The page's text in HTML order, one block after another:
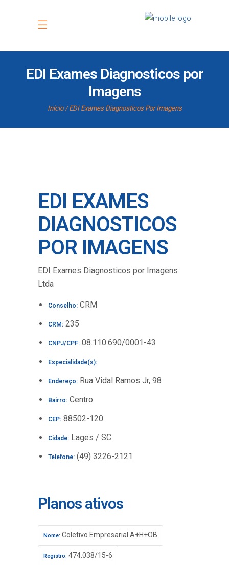
EDI Exames Diagnosticos por
Imagens
Início EDI Exames Diagnosticos Por Imagens
EDI EXAMES
DIAGNOSTICOS
POR IMAGENS
EDI Exames Diagnosticos por Imagens
Ltda
Conselho: CRM
CRM: 235
CNPJ/CPF: 08.110.690/0001-43
Especialidade(s):
Endereço: Rua Vidal Ramos Jr, 98
Bairro: Centro
CEP: 88502-120
Cidade: Lages / SC
Telefone: (49) 3226-2121
Planos ativos
Nome: Coletivo Empresarial A+H+OB
Registro: 474.038/15-6